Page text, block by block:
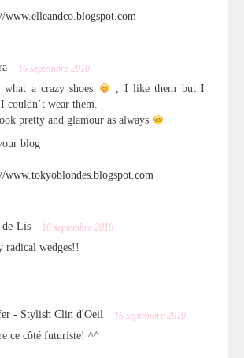
www.elleandco.blogspot.com
16 septembre 2010
what a crazy shoes
, I like them but I
couldn’t wear them.
pretty and glamour as always
blog
www.tokyoblondes.blogspot.com
Lis 16 septembre 2010
radical wedges!!
- Stylish Clin d'Oeil 16 septembre 2010
ce côté futuriste! ^^